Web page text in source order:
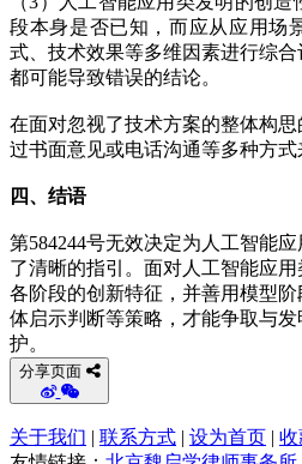
段本身是否已知，而应从应用场
式、技术效果等多维因素进行综
都可能导致错误的结论。
在面对忽视了技术方案的整体构
过书面意见或电话沟通等多种方式
四、结语
第584244号无效决定为人工智能
了清晰的指引。面对人工智能应
各阶段的创新特征，并善用模型
体启示判断等策略，才能争取与
护。
分享页面
关于我们 | 联系方式 | 设为首页 | 收